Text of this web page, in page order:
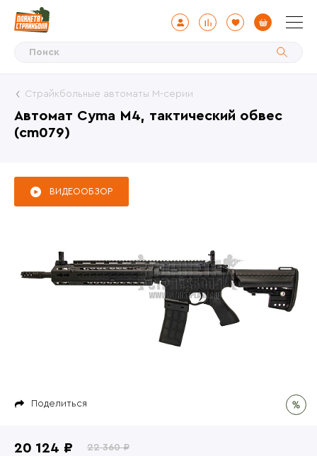
Автомат Cyma M4, тактический обвес
(cm079)
Страйкбольные автоматы М-серии
Поделиться
ВИДЕООБЗОР
20 124 ₽ 22 360 ₽